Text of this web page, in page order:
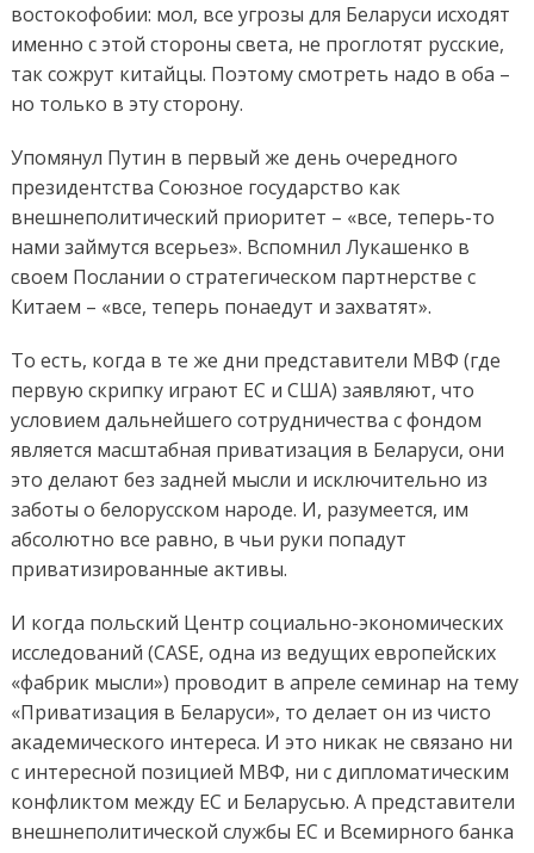
востокофобии: мол, все угрозы для Беларуси исходят
именно с этой стороны света, не проглотят русские,
так сожрут китайцы. Поэтому смотреть надо в оба –
но только в эту сторону.
Упомянул Путин в первый же день очередного
президентства Союзное государство как
внешнеполитический приоритет – «все, теперь-то
нами займутся всерьез». Вспомнил Лукашенко в
своем Послании о стратегическом партнерстве с
Китаем – «все, теперь понаедут и захватят».
То есть, когда в те же дни представители МВФ (где
первую скрипку играют ЕС и США) заявляют, что
условием дальнейшего сотрудничества с фондом
является масштабная приватизация в Беларуси, они
это делают без задней мысли и исключительно из
заботы о белорусском народе. И, разумеется, им
абсолютно все равно, в чьи руки попадут
приватизированные активы.
И когда польский Центр социально-экономических
исследований (CASE, одна из ведущих европейских
«фабрик мысли») проводит в апреле семинар на тему
«Приватизация в Беларуси», то делает он из чисто
академического интереса. И это никак не связано ни
с интересной позицией МВФ, ни с дипломатическим
конфликтом между ЕС и Беларусью. А представители
внешнеполитической службы ЕС и Всемирного банка